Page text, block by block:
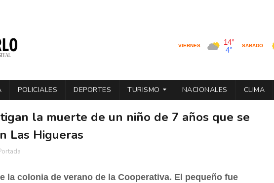
POLICIALES DEPORTES TURISMO NACIONALES CLIMA
la muerte de un niño de 7 años que se
Las Higueras
la colonia de verano de la Cooperativa. El pequeño fue